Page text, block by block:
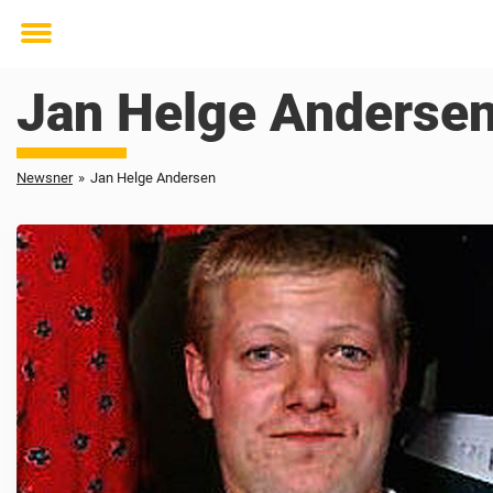
Toggle
Jan Helge
Newsner » Jan Helge Andersen